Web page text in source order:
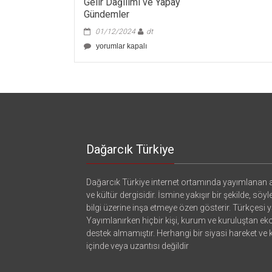
Gündemler
01/12/2024
dt
Gelir
yorumlar kapalı
Dağarcık Türkiye
Dağarcık Türkiye internet ortamında yayımlanan
ve kültür dergisidir. İsmine yakışır bir şekilde,
bilgi üzerine inşa etmeye özen gösterir. Türkçesi
Yayımlanırken hiçbir kişi, kurum ve kuruluştan
destek almamıştır. Herhangi bir siyasi hareket ve
içinde veya uzantısı değildir